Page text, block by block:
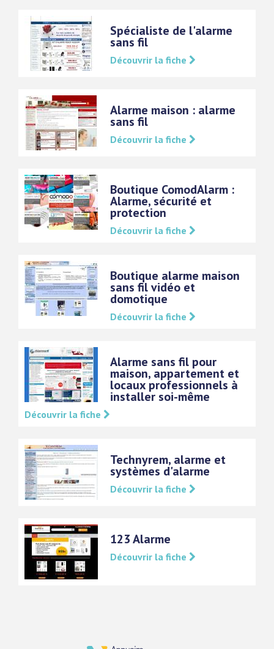
Spécialiste de l'alarme
sans fil
Découvrir la fiche
Alarme maison : alarme
sans fil
Découvrir la fiche
Boutique ComodAlarm :
Alarme, sécurité et
protection
Découvrir la fiche
Boutique alarme maison
sans fil vidéo et
domotique
Découvrir la fiche
Alarme sans fil pour
maison, appartement et
locaux professionnels à
installer soi-même
Découvrir la fiche
Technyrem, alarme et
systèmes d'alarme
Découvrir la fiche
123 Alarme
Découvrir la fiche